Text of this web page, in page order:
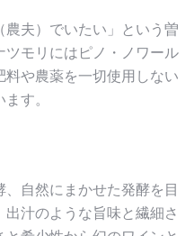
農夫）でいたい」という曽
モリにはピノ・ノワール
料や農薬を一切使用しない
す。
自然にまかせた発酵を目
汁のような旨味と繊細さ